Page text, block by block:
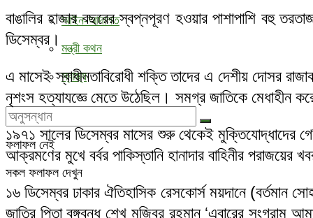
আইন-আদালত
মন্ত্রী কথন
স্বাস্থ্য
ফলাফল নেই
সকল ফলাফল দেখুন
বাঙালির হাজার বছরের স্বপ্নপূরণ হওয়ার পাশাপাশি বহু
ডিসেম্বর।
এ মাসেই স্বাধীনতাবিরোধী শক্তি তাদের এ দেশীয় দোসর
নৃশংস হত্যাযজ্ঞে মেতে উঠেছিল। সমগ্র জাতিকে মেধাহীন
১৯৭১ সালের ডিসেম্বর মাসের শুরু থেকেই মুক্তিযোদ্ধাদের
আক্রমণের মুখে বর্বর পাকিস্তানি হানাদার বাহিনীর
১৬ ডিসেম্বর ঢাকার ঐতিহাসিক রেসকোর্স ময়দানে (বর্তমান
জাতির পিতা বঙ্গবন্ধু শেখ মুজিবুর রহমান ‘এবারের সংগ্রাম